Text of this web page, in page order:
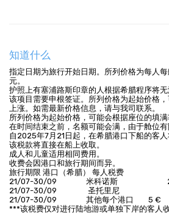
知道什么
指定日期为旅行开始日期。所列价格为每人
元。
护照上有塞浦路斯印章的人根据希腊程序将无
该项目需要申根签证。所列价格为起始价格
上涨。如需最新价格信息，请与我司联系。
所列价格为起始价格，可能会根据座位的填满
在时间结束之前，名额可能会满，由于舱位有
自2025年7月21日起，在希腊港口下船的客人
该税款将直接在船上收取。
成人和儿童适用相同费用。
收费会因港口和旅行期间而异。
旅行期限 港口（希腊） 每人税费
21/07-30/09 米科诺斯
21/07-30/09 圣托里尼
21/07-30/09 其他每个港口 5 €
***该税费仅对进行陆地游或单独下岸的客人收